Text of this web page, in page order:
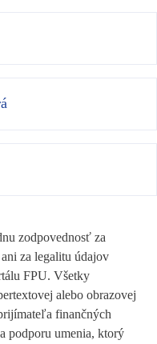
zodpovednosť za
za legalitu údajov
FPU. Všetky
alebo obrazovej
finančných
podporu umenia, ktorý